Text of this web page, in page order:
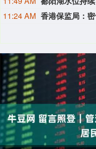
11:24 AM 香港保监局：